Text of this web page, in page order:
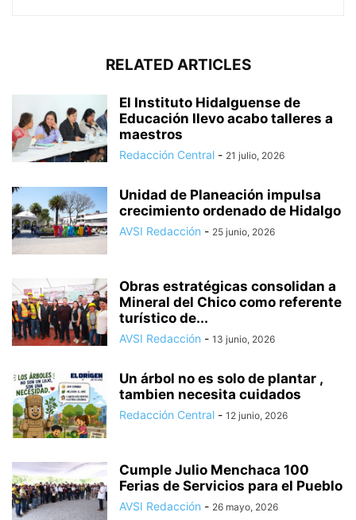
RELATED ARTICLES
El Instituto Hidalguense de
Educación llevo acabo talleres a
maestros
Redacción Central - 21 julio, 2026
Unidad de Planeación impulsa
crecimiento ordenado de Hidalgo
AVSI Redacción - 25 junio, 2026
Obras estratégicas consolidan a
Mineral del Chico como referente
turístico de...
AVSI Redacción - 13 junio, 2026
Un árbol no es solo de plantar ,
tambien necesita cuidados
Redacción Central - 12 junio, 2026
Cumple Julio Menchaca 100
Ferias de Servicios para el Pueblo
AVSI Redacción - 26 mayo, 2026